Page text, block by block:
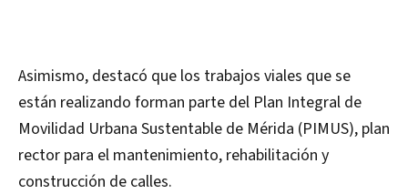
Asimismo, destacó que los trabajos viales que se
están realizando forman parte del Plan Integral de
Movilidad Urbana Sustentable de Mérida (PIMUS), plan
rector para el mantenimiento, rehabilitación y
construcción de calles.